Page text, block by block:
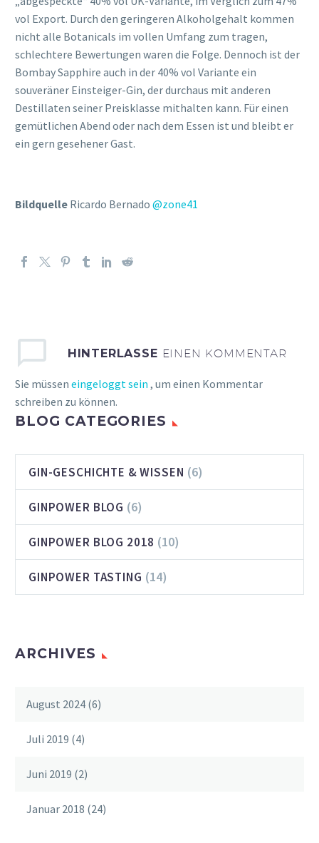
vol Export. Durch den geringeren Alkoholgehalt kommen
nicht alle Botanicals im vollen Umfang zum tragen,
schlechtere Bewertungen waren die Folge. Dennoch ist der
Bombay Sapphire auch in der 40% vol Variante ein
souveräner Einsteiger-Gin, der durchaus mit anderen
Destillaten seiner Preisklasse mithalten kann. Für einen
gemütlichen Abend oder nach dem Essen ist und bleibt er
ein gern gesehener Gast.
Bildquelle Ricardo Bernado @zone41
HINTERLASSE EINEN KOMMENTAR
Sie müssen eingeloggt sein , um einen Kommentar
schreiben zu können.
BLOG CATEGORIES
GIN-GESCHICHTE & WISSEN (6)
GINPOWER BLOG (6)
GINPOWER BLOG 2018 (10)
GINPOWER TASTING (14)
ARCHIVES
August 2024 (6)
Juli 2019 (4)
Juni 2019 (2)
Januar 2018 (24)